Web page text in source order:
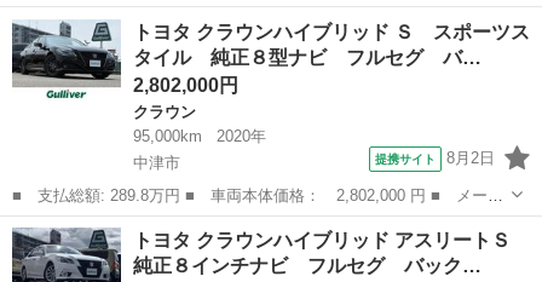
名： トヨタ ■ 車種名： クラウン ■ グレード名： ３．５アス
リート サンルーフ 純正８型ナビ バックカメラ 禁煙車 クルー
ズコントロー...
大分 大分市 クラウン
トヨタ クラウンハイブリッド Ｓ スポーツス
タイル 純正８型ナビ フルセグ バ…
2,802,000円
クラウン
95,000km
2020年
中津市
提携サイト 8月2日
■ 支払総額: 289.8万円 ■ 車両本体価格： 2,802,000 円 ■ メーカ
ー名： トヨタ ■ 車種名： クラウンハイブリッド ■ グレード
名： Ｓ スポーツスタイル 純正８型ナビ フルセグ バックカメ
ラ ＥＴＣ...
大分 中津市 クラウン
トヨタ クラウンハイブリッド アスリートＳ
純正８インチナビ フルセグ バック…